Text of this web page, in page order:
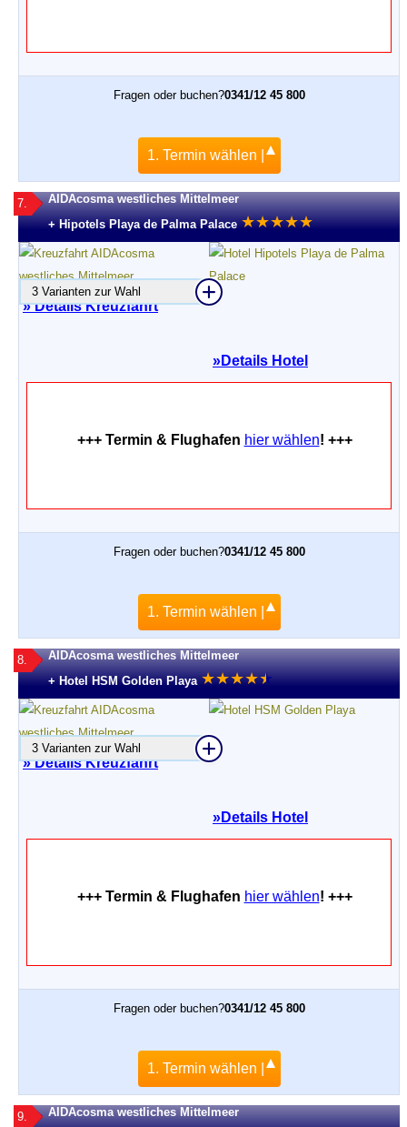
Fragen oder buchen?0341/12 45 800
1. Termin wählen |
7.
AIDAcosma westliches Mittelmeer
+ Hipotels Playa de Palma Palace ★★★★★
» Details Kreuzfahrt
3 Varianten zur Wahl
»Details Hotel
+++ Termin & Flughafen hier wählen! +++
Fragen oder buchen?0341/12 45 800
1. Termin wählen |
8.
AIDAcosma westliches Mittelmeer
+ Hotel HSM Golden Playa ★★★★★
★
» Details Kreuzfahrt
3 Varianten zur Wahl
»Details Hotel
+++ Termin & Flughafen hier wählen! +++
Fragen oder buchen?0341/12 45 800
1. Termin wählen |
9. AIDAcosma westliches Mittelmeer